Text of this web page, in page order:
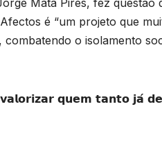
é “um projeto que
combatendo o isolamento
𝗾𝘂𝗲𝗺 𝘁𝗮𝗻𝘁𝗼 𝗷𝗮́